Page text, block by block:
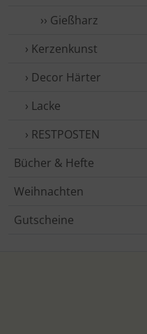
›› Gießharz
› Kerzen­kunst
› Decor Härter
› Lacke
› REST­POSTEN
Bücher & Hefte
Weihnachten
Gutscheine